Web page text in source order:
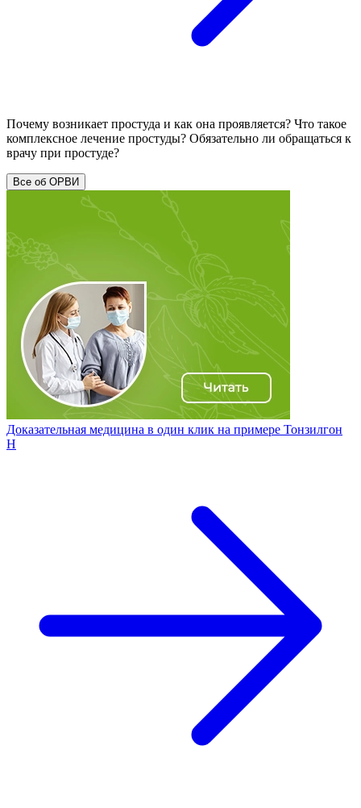
Почему возникает простуда и как она проявляется? Что такое
комплексное лечение простуды? Обязательно ли обращаться к
врачу при простуде?
Все об ОРВИ
Доказательная медицина в один клик на примере Тонзилгон
Н